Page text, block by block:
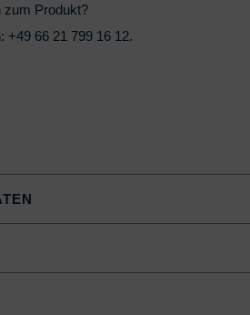
zum Produkt?
+49 66 21 799 16 12.